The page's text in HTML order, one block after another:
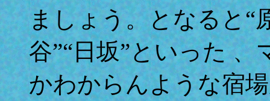
ましょう。となると“
谷”“日坂”といった
かわからんような宿